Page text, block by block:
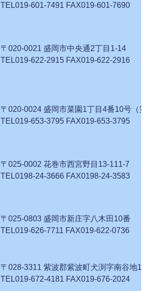
TEL019-601-7491 FAX019-601-7690
〒020-0021 盛岡市中央通2
TEL019-622-2915 FAX019-622-2916
〒020-0024 盛岡市菜園1丁目4番10号（第
TEL019-653-3795 FAX019-653-3795
〒025-0002 花巻市西宮野目
TEL0198-24-3666 FAX0198-24-3583
〒025-0803 盛岡市新庄字八
TEL019-626-7711 FAX019-622-0736
〒028-3311 紫波郡紫波町犬渕字南
TEL019-672-4181 FAX019-676-2024